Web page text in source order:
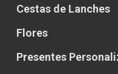
Cestas de Lanches
Flores
Presentes